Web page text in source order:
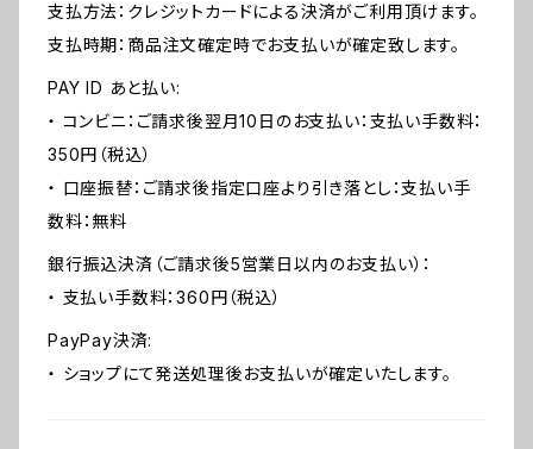
支払方法：クレジットカードによる決済がご利用頂けます。
支払時期：商品注文確定時でお支払いが確定致します。
PAY ID あと払い:
・ コンビニ：ご請求後翌月10日のお支払い：支払い手数料：
350円（税込）
・ 口座振替：ご請求後指定口座より引き落とし：支払い手
数料：無料
銀行振込決済（ご請求後5営業日以内のお支払い）：
・ 支払い手数料：360円（税込）
PayPay決済:
・ ショップにて発送処理後お支払いが確定いたします。